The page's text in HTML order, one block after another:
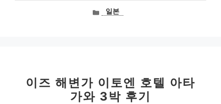
카일본
이즈 해변가 이토엔 호텔 아타
가와 3박 후기